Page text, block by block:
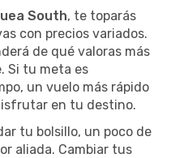
South, te toparás
con precios variados.
de qué valoras más
Si tu meta es
un vuelo más rápido
en tu destino.
tu bolsillo, un poco de
aliada. Cambiar tus